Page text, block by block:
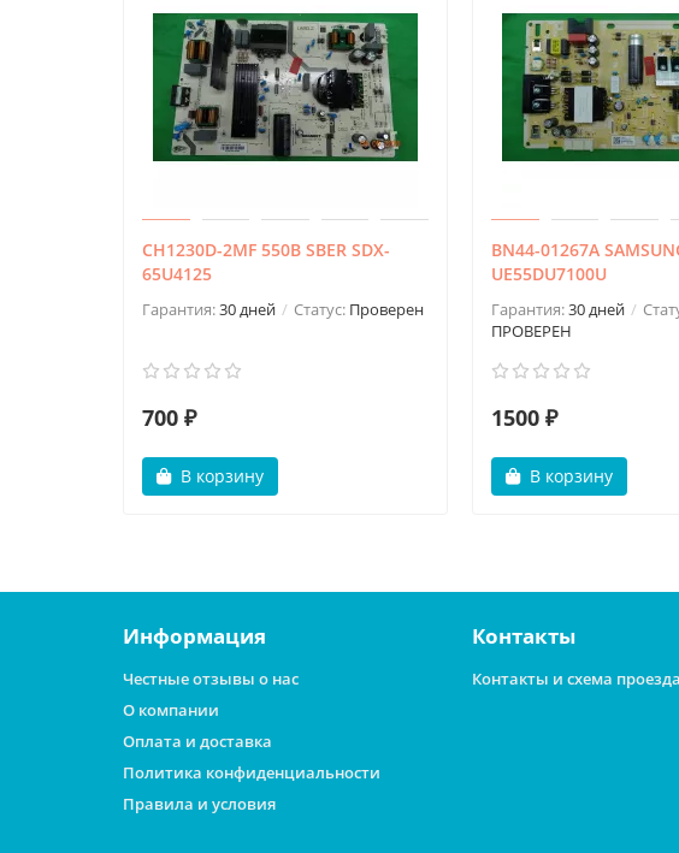
CH1230D-2MF 550B SBER SDX-
65U4125
Гарантия:30 дней Статус: Проверен
700 ₽
В корзину
BN44-01267A
UE55DU7100U
Гарантия:30 дней
ПРОВЕРЕН
1500 ₽
В корзину
Информация
Честные отзывы о нас
О компании
Оплата и доставка
Политика конфиденциальности
Правила и условия
Контакты
Контакты и схема проезда